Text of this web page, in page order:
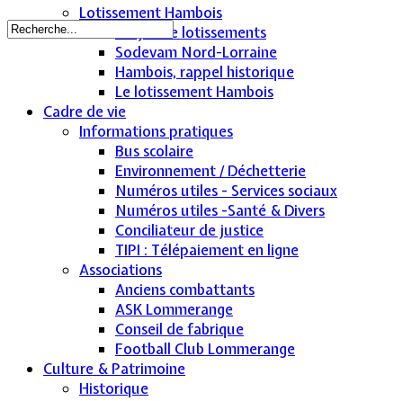
Lotissement Hambois
Projet de lotissements
Sodevam Nord-Lorraine
Hambois, rappel historique
Le lotissement Hambois
Cadre de vie
Informations pratiques
Bus scolaire
Environnement / Déchetterie
Numéros utiles - Services sociaux
Numéros utiles -Santé & Divers
Conciliateur de justice
TIPI : Télépaiement en ligne
Associations
Anciens combattants
ASK Lommerange
Conseil de fabrique
Football Club Lommerange
Culture & Patrimoine
Historique